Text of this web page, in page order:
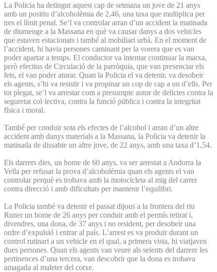
La Policia ha detingut aquest cap de setmana un jove de 21 anys
amb un positiu d’alcoholèmia de 2,46, una taxa que multiplica per
tres el límit penal. Se’l va controlar arran d’un accident la matinada
de diumenge a la Massana en què va causar danys a dos vehicles
que estaven estacionats i també al mobiliari urbà. En el moment de
l’accident, hi havia persones caminant per la vorera que es van
poder apartar a temps. El conductor va intentar continuar la marxa,
però efectius de Circulació de la parròquia, que van presenciar els
fets, el van poder aturar. Quan la Policia el va detenir, va desobeir
els agents, s’hi va resistir i va propinar un cop de cap a un d’ells. Per
tot plegat, se’l va arrestar com a presumpte autor de delictes contra la
seguretat col·lectiva, contra la funció pública i contra la integritat
física i moral.
També per conduir sota els efectes de l’alcohol i arran d’un altre
accident amb danys materials a la Massana, la Policia va detenir la
matinada de dissabte un altre jove, de 22 anys, amb una taxa d’1,54.
Els darrers dies, un home de 60 anys, va ser arrestat a Andorra la
Vella per refusar la prova d’alcoholèmia quan els agents el van
controlar perquè es trobava amb la motocicleta al mig del carrer
contra direcció i amb dificultats per mantenir l’equilibri.
La Policia també va detenir el passat dijous a la frontera del riu
Runer un home de 26 anys per conduir amb el permís retirat i,
divendres, una dona, de 37 anys i no resident, per desobeir una
ordre d’expulsió i entrar al país. L’arrest es va produir durant un
control rutinari a un vehicle en el qual, a primera vista, hi viatjaven
dues persones. Quan els agents van veure als seients del darrere les
pertinences d’una tercera, van descobrir que la dona es trobava
amagada al maleter del cotxe.